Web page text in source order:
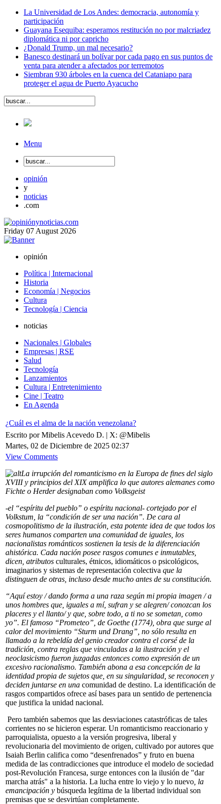
La Universidad de Los Andes: democracia, autonomía y
participación
Guayana Esequiba: esperamos restitución no por malcriadez
diplomática ni por capricho
¿Donald Trump, un mal necesario?
Banesco destinará un bolívar por cada pago en sus puntos de
venta para atender a afectados por terremotos
Siembran 930 árboles en la cuenca del Cataniapo para
proteger el agua de Puerto Ayacucho
Menu
opinión
y
noticias
.com
Friday 07 August 2026
opinión
Política | Internacional
Historia
Economía | Negocios
Cultura
Tecnología | Ciencia
noticias
Nacionales | Globales
Empresas | RSE
Salud
Tecnología
Lanzamientos
Cultura | Entretenimiento
Cine | Teatro
En Agenda
¿Cuál es el alma de la nación venezolana?
Escrito por Mibelis Acevedo D. | X: @Mibelis
Martes, 02 de Diciembre de 2025 02:37
View Comments
La irrupción del romanticismo en la Europa de fines del siglo
XVIII y principios del XIX amplifica lo que autores alemanes como
Fichte o Herder designaban como Volksgeist
-el “espíritu del pueblo” o espíritu nacional- cortejado por el
Volkstum, la “condición de ser una nación”. De cara al
cosmopolitismo de la ilustración, esta potente idea de que todos los
seres humanos comparten una comunidad de iguales, los
nacionalistas románticos sostienen la tesis de la diferenciación
ahistórica. Cada nación posee rasgos comunes e inmutables,
dicen, atributos culturales, étnicos, idiomáticos o psicológicos,
imaginarios y sistemas de representación colectiva que la
distinguen de otras, incluso desde mucho antes de su constitución.
“Aquí estoy / dando forma a una raza según mi propia imagen / a
unos hombres que, iguales a mí, sufran y se alegren/ conozcan los
placeres y el llanto/ y que, sobre todo, a ti no se sometan, como
yo”. El famoso “Prometeo”, de Goethe (1774), obra que surge al
calor del movimiento “Sturm und Drang”, no sólo resulta en
llamado a la rebeldía del genio creador contra el corsé de la
tradición, contra reglas que vinculadas a la ilustración y el
neoclasicismo fueron juzgadas entonces como expresión de un
excesivo racionalismo. También abona a esa concepción de la
identidad propia de sujetos que, en su singularidad, se reconocen y
deciden juntarse en una comunidad de destino. La identificación de
rasgos compartidos ofrece así bases para un sentido de pertenencia
que justifica la unidad nacional.
Pero también sabemos que las desviaciones catastróficas de tales
corrientes no se hicieron esperar. Un romanticismo reaccionario y
parroquialista, opuesto a la versión progresiva, liberal y
revolucionaria del movimiento de origen, cultivado por autores que
Isaiah Berlin califica como “desenfrenados” y fruto en buena
medida de las contradicciones que introduce el modelo de sociedad
post-Revolución Francesa, surge entonces con la ilusión de "dar
marcha atrás" a la historia. La lucha entre lo viejo y lo nuevo la
emancipación y búsqueda legítima de la libertad individual son
premisas que se desvirtúan completamente.